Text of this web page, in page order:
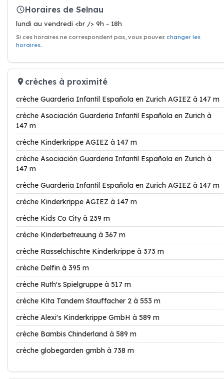
Horaires de Selnau
lundi au vendredi <br /> 9h - 18h
Si ces horaires ne correspondent pas, vous pouvez changer les
horaires.
crèches à proximité
crèche Guarderia Infantil Española en Zurich AGIEZ à 147 m
crèche Asociación Guarderia Infantil Española en Zurich à
147 m
crèche Kinderkrippe AGIEZ à 147 m
crèche Asociación Guarderia Infantil Española en Zurich à
147 m
crèche Guarderia Infantil Española en Zurich AGIEZ à 147 m
crèche Kinderkrippe AGIEZ à 147 m
crèche Kids Co City à 239 m
crèche Kinderbetreuung à 367 m
crèche Rasselchischte Kinderkrippe à 373 m
crèche Delfin à 395 m
crèche Ruth's Spielgruppe à 517 m
crèche Kita Tandem Stauffacher 2 à 553 m
crèche Alexi's Kinderkrippe GmbH à 589 m
crèche Bambis Chinderland à 589 m
crèche globegarden gmbh à 738 m